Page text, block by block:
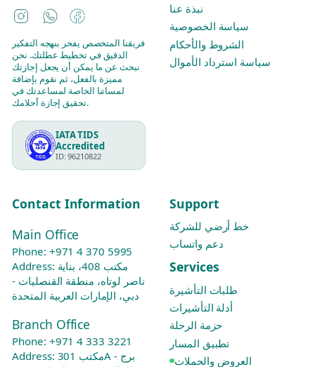
Instagram
WhatsAppFacebook
فريقنا المتخصص يفخر بنهجه التفكير
الدقيق في تخطيط عطلتك. نحن
نبحث عن ما يمكن أن يجعل إجازتك
مميزة بالفعل، ثم نقوم بإضافة
لمساتنا الخاصة لمساعدتك في
تحقيق إجازة أحلامك.
IATA TIDS
Accredited
ID: 96210822
نبذة عنا
سياسة الخصوصية
الشروط والأحكام
سياسة استرداد الأموال
Contact Information
Main Office
Phone: +971 4 370 5995
Address: مكتب 408، بناية
ناصر لوتاه، منطقة القنصليات -
دبي، الإمارات العربية المتحدة
Branch Office
Phone: +971 4 333 3221
Address: مكتب 301A - برج
Support
خط أرضي للشركة
دعم واتساب
Services
طلبات التأشيرة
أدلة التأشيرات
حزمة الرحلة
تطبيق المسار
العروض والحملات